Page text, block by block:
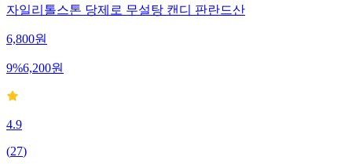
자일리톨스톤 당제로 무설탕 캔디 판란드산
6,800원
9%6,200원
4.9
(27)